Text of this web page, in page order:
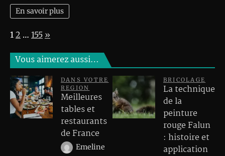
En savoir plus
Page:
1 2 … 155 Next
»
Vous aimerez aussi…
DANS VOTRE
REGION
Meilleures
tables et
restaurants
de France
Emeline
BRICOLAGE
La technique
de la
peinture
rouge Falun
: histoire et
application